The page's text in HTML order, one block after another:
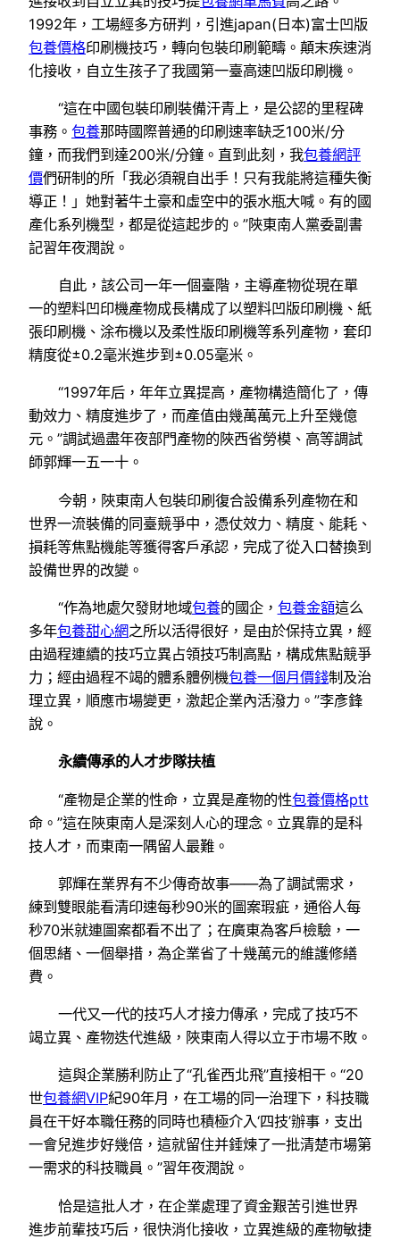
1992年，工場經多方研判，引進japan(日本)富士凹版
包養價格印刷機技巧，轉向包裝印刷範疇。顛末疾速消
化接收，自立生孩子了我國第一臺高速凹版印刷機。
“這在中國包裝印刷裝備汗青上，是公認的里程碑
事務。 包養那時國際普通的印刷速率缺乏100米/分
鐘，而我們到達200米/分鐘。直到此刻，我包養網評
價們研制的所「我必須親自出手！只有我能將這種失衡
導正！」她對著牛土豪和虛空中的張水瓶大喊。有的國
產化系列機型，都是從這起步的。”陜東南人黨委副書
記習年夜潤說。
自此，該公司一年一個臺階，主導產物從現在單
一的塑料凹印機產物成長構成了以塑料凹版印刷機、紙
張印刷機、涂布機以及柔性版印刷機等系列產物，套印
精度從±0.2毫米進步到±0.05毫米。
“1997年后，年年立異提高，產物構造簡化了，傳
動效力、精度進步了，而產值由幾萬萬元上升至幾億
元。”調試過盡年夜部門產物的陜西省勞模、高等調試
師郭輝一五一十。
今朝，陜東南人包裝印刷復合設備系列產物在和
世界一流裝備的同臺競爭中，憑仗效力、精度、能耗、
損耗等焦點機能等獲得客戶承認，完成了從入口替換到
設備世界的改變。
“作為地處欠發財地域包養的國企， 包養金額這么
多年包養甜心網之所以活得很好，是由於保持立異，經
由過程連續的技巧立異占領技巧制高點，構成焦點競爭
力；經由過程不竭的體系體例機包養一個月價錢制及治
理立異，順應市場變更，激起企業內活潑力。”李彥鋒
說。
永續傳承的人才步隊扶植
“產物是企業的性命，立異是產物的性包養價格ptt
命。”這在陜東南人是深刻人心的理念。立異靠的是科
技人才，而東南一隅留人最難。
郭輝在業界有不少傳奇故事——為了調試需求，
練到雙眼能看清印速每秒90米的圖案瑕疵，通俗人每
秒70米就連圖案都看不出了；在廣東為客戶檢驗，一
個思緒、一個舉措，為企業省了十幾萬元的維護修繕
費。
一代又一代的技巧人才接力傳承，完成了技巧不
竭立異、產物迭代進級，陜東南人得以立于市場不敗。
這與企業勝利防止了“孔雀西北飛”直接相干。“20
世包養網VIP紀90年月，在工場的同一治理下，科技職
員在干好本職任務的同時也積極介入‘四技’辦事，支出
一會兒進步好幾倍，這就留住并錘煉了一批清楚市場第
一需求的科技職員。”習年夜潤說。
恰是這批人才，在企業處理了資金艱苦引進世界
進步前輩技巧后，很快消化接收，立異進級的產物敏捷